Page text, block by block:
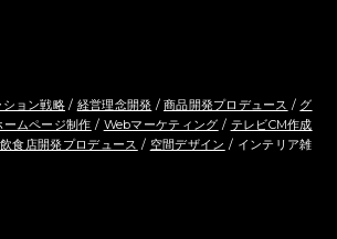
ション戦略 / 経営理念開発 /商品開発プロデュース / グ
ームページ制作 / Webマーケティング / テレビCM作成
飲食店開発プロデュース / 空間デザイン / インテリア雑